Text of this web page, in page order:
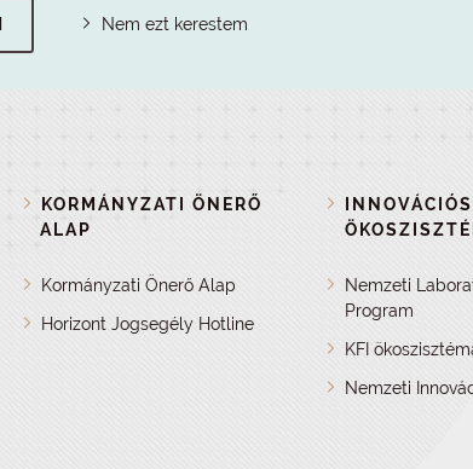
Nem ezt kerestem
KORMÁNYZATI ÖNERŐ
ALAP
Kormányzati Önerő Alap
Horizont Jogsegély Hotline
INNOVÁCIÓS
Nemzeti
Program
KFI
Nemzeti